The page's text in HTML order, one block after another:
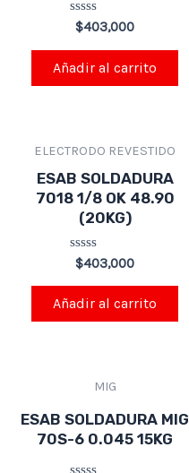
Valorado
en
0
de
5
$403,000
Añadir al carrito
ELECTRODO REVESTIDO
ESAB SOLDADURA
7018 1/8 OK 48.90
(20KG)
Valorado
en
0
de
5
$403,000
Añadir al carrito
MIG
ESAB SOLDADURA MIG
70S-6 0.045 15KG